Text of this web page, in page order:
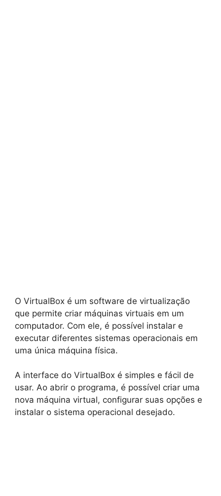
O VirtualBox é um software de virtualização
que permite criar máquinas virtuais em um
computador. Com ele, é possível instalar e
executar diferentes sistemas operacionais em
uma única máquina física.
A interface do VirtualBox é simples e fácil de
usar. Ao abrir o programa, é possível criar uma
nova máquina virtual, configurar suas opções e
instalar o sistema operacional desejado.